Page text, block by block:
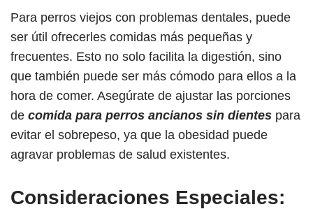
Para perros viejos con problemas dentales, puede
ser útil ofrecerles comidas más pequeñas y
frecuentes. Esto no solo facilita la digestión, sino
que también puede ser más cómodo para ellos a la
hora de comer. Asegúrate de ajustar las porciones
de comida para perros ancianos sin dientes para
evitar el sobrepeso, ya que la obesidad puede
agravar problemas de salud existentes.
Consideraciones Especiales: